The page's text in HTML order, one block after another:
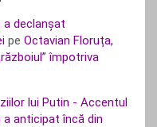
a declanșat
pe Octavian Floruța,
împotriva
lui Putin - Accentul
anticipat încă din